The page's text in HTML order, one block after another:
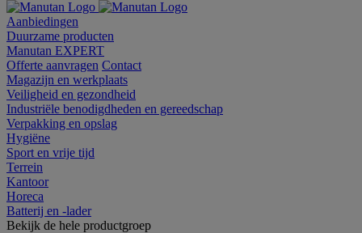
Aanbiedingen
Duurzame producten
Manutan EXPERT
Offerte aanvragen Contact
Magazijn en werkplaats
Veiligheid en gezondheid
Industriële benodigdheden en gereedschap
Verpakking en opslag
Hygiëne
Sport en vrije tijd
Terrein
Kantoor
Horeca
Batterij en -lader
Bekijk de hele productgroep